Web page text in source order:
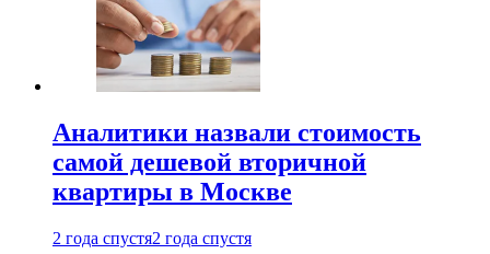
Аналитики назвали стоимость
самой дешевой вторичной
квартиры в Москве
2 года спустя2 года спустя